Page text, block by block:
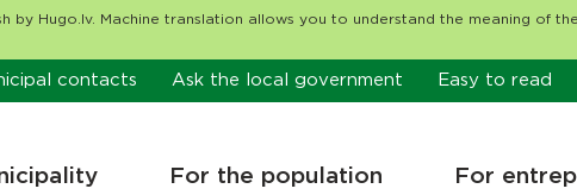
by Hugo.lv. Machine translation allows you to understand the meaning of
contacts Ask the local government Easy to read
For the population For